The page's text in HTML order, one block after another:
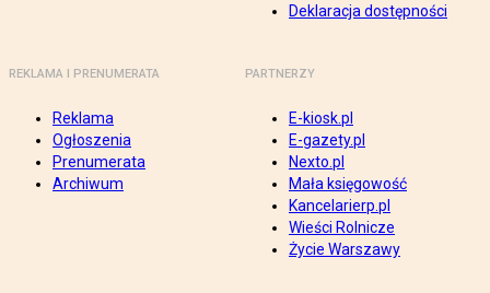
Deklaracja dostępności
REKLAMA I PRENUMERATA
Reklama
Ogłoszenia
Prenumerata
Archiwum
PARTNERZY
E-kiosk.pl
E-gazety.pl
Nexto.pl
Mała księgowość
Kancelarierp.pl
Wieści Rolnicze
Życie Warszawy